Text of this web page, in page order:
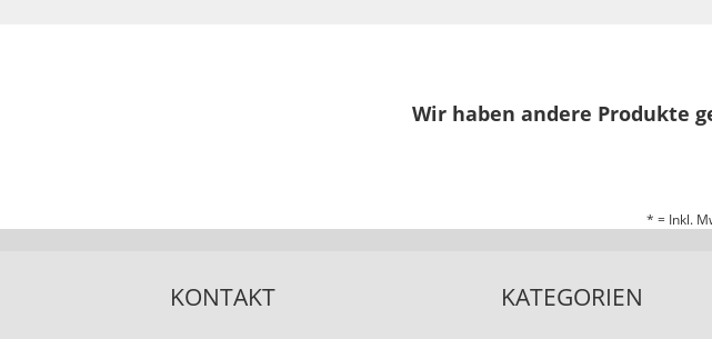
Wir haben andere Produkte
* = Inkl.
KONTAKT KATEGORIEN